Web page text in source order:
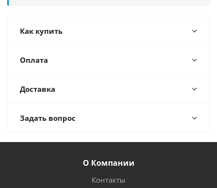
Как купить
Оплата
Доставка
Задать вопрос
О Компании
Контакты